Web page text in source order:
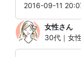
2016-09-11
女性さん
30代｜女性